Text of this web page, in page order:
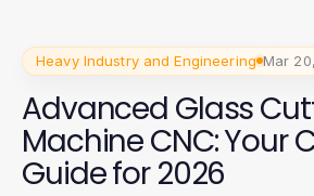
Heavy Industry and Engineering Mar
Advanced Glass
Machine CNC: Your
Guide for 2026